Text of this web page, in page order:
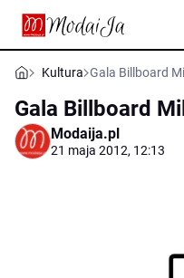
Kultura Gala Billboard
Gala Billboard
Modaija.pl
21 maja 2012, 12:13